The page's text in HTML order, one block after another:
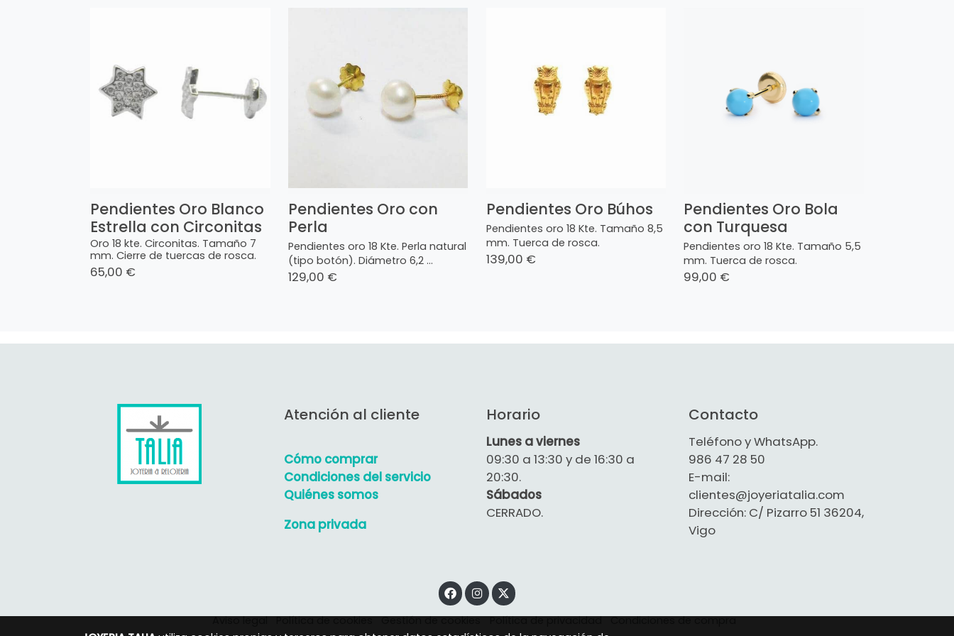
Pendientes Oro Blanco
Estrella con Circonitas
Oro 18 kte. Circonitas. Tamaño 7
mm. Cierre de tuercas de rosca.
65,00 €
Pendientes Oro con
Perla
Pendientes oro 18 Kte. Perla natural
(tipo botón). Diámetro 6,2 ...
129,00 €
Pendientes Oro Búhos
Pendientes oro 18 Kte. Tamaño 8,5
mm. Tuerca de rosca.
139,00 €
Pendientes Oro Bola
con Turquesa
Pendientes oro 18 Kte. Tamaño 5,5
mm. Tuerca de rosca.
99,00 €
Atención al cliente
Cómo comprar
Condiciones del servicio
Quiénes somos
Zona privada
Horario
Lunes a viernes
09:30 a 13:30 y de 16:30 a
20:30.
Sábados
CERRADO.
Contacto
Teléfono y WhatsApp.
986 47 28 50
E-mail:
clientes@joyeriatalia.com
Dirección: C/ Pizarro 51 36204,
Vigo
Aviso legal Política de cookies Gestión de cookies Política de privacidad
Condiciones de compra